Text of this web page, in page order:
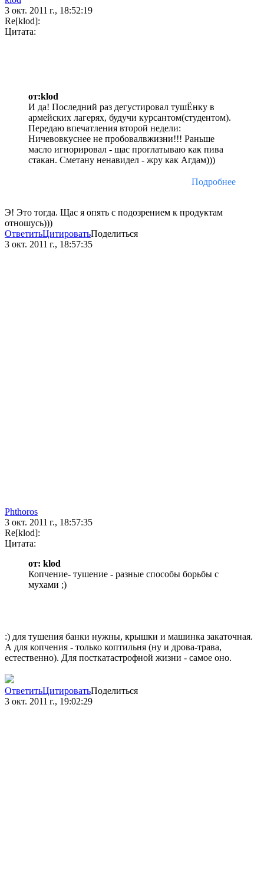
3 окт. 2011 г., 18:52:19
Re[klod]:
Цитата:
от:klod
И да! Последний раз дегустировал тушЁнку в
армейских лагерях, будучи курсантом(студентом).
Передаю впечатления второй недели:
Ничевовкуснее не пробовалвжизни!!! Раньше
масло игнорировал - щас проглатываю как пива
стакан. Сметану ненавидел - жру как Агдам)))
Подробнее
Э! Это тогда. Щас я опять с подозрением к продуктам
отношусь)))
ОтветитьЦитироватьПоделиться
3 окт. 2011 г., 18:57:35
Phthoros
3 окт. 2011 г., 18:57:35
Re[klod]:
Цитата:
от: klod
Копчение- тушение - разные способы борьбы с
мухами ;)
:) для тушения банки нужны, крышки и машинка закаточная.
А для копчения - только коптильня (ну и дрова-трава,
естественно). Для посткатастрофной жизни - самое оно.
ОтветитьЦитироватьПоделиться
3 окт. 2011 г., 19:02:29